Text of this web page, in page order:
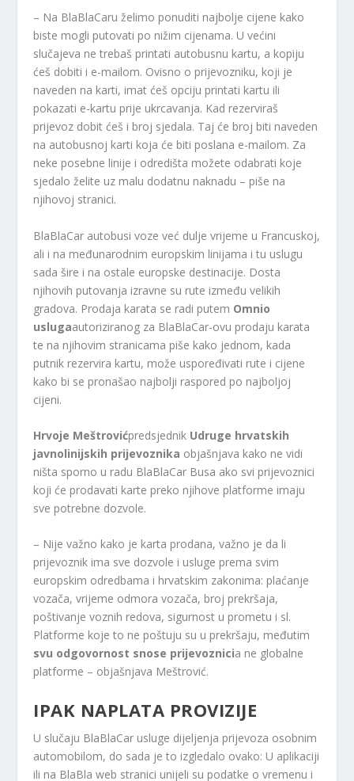
– Na BlaBlaCaru želimo ponuditi najbolje cijene kako
biste mogli putovati po nižim cijenama. U većini
slučajeva ne trebaš printati autobusnu kartu, a kopiju
ćeš dobiti i e-mailom. Ovisno o prijevozniku, koji je
naveden na karti, imat ćeš opciju printati kartu ili
pokazati e-kartu prije ukrcavanja. Kad rezerviraš
prijevoz dobit ćeš i broj sjedala. Taj će broj biti naveden
na autobusnoj karti koja će biti poslana e-mailom. Za
neke posebne linije i odredišta možete odabrati koje
sjedalo želite uz malu dodatnu naknadu – piše na
njihovoj stranici.
BlaBlaCar autobusi voze već dulje vrijeme u Francuskoj,
ali i na međunarodnim europskim linijama i tu uslugu
sada šire i na ostale europske destinacije. Dosta
njihovih putovanja izravne su rute između velikih
gradova. Prodaja karata se radi putem Omnio
uslugaautoriziranog za BlaBlaCar-ovu prodaju karata
te na njihovim stranicama piše kako jednom, kada
putnik rezervira kartu, može uspoređivati ​​rute i cijene
kako bi se pronašao najbolji raspored po najboljoj
cijeni.
Hrvoje Meštrovićpredsjednik Udruge hrvatskih
javnolinijskih prijevoznika objašnjava kako ne vidi
ništa sporno u radu BlaBlaCar Busa ako svi prijevoznici
koji će prodavati karte preko njihove platforme imaju
sve potrebne dozvole.
– Nije važno kako je karta prodana, važno je da li
prijevoznik ima sve dozvole i usluge prema svim
europskim odredbama i hrvatskim zakonima: plaćanje
vozača, vrijeme odmora vozača, broj prekršaja,
poštivanje voznih redova, sigurnost u prometu i sl.
Platforme koje to ne poštuju su u prekršaju, međutim
svu odgovornost snose prijevoznicia ne globalne
platforme – objašnjava Meštrović.
IPAK NAPLATA PROVIZIJE
U slučaju BlaBlaCar usluge dijeljenja prijevoza osobnim
automobilom, do sada je to izgledalo ovako: U aplikaciji
ili na BlaBla web stranici unijeli su podatke o vremenu i